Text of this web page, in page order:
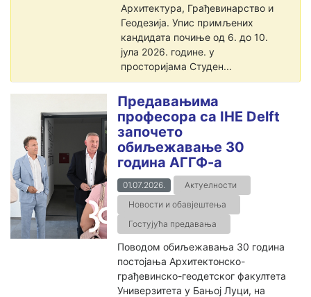
Архитектура, Грађевинарство и
Геодезија. Упис примљених
кандидата почиње од 6. до 10.
јула 2026. године. у
просторијама Студен...
Предавањима
професора са IHE Delft
започето
обиљежавање 30
година АГГФ-а
01.07.2026.
Актуелности
Новости и обавјештења
Гостујућа предавања
Поводом обиљежавања 30 година
постојања Архитектонско-
грађевинско-геодетског факултета
Универзитета у Бањој Луци, на